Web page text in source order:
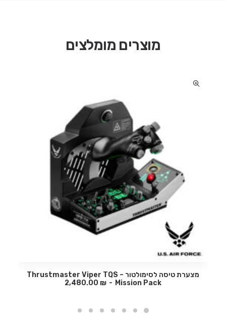
מוצרים מומלצים
מצערת טיסה לסימולטור – Thrustmaster Viper TQS
Mission Pack
2,480.00 ₪